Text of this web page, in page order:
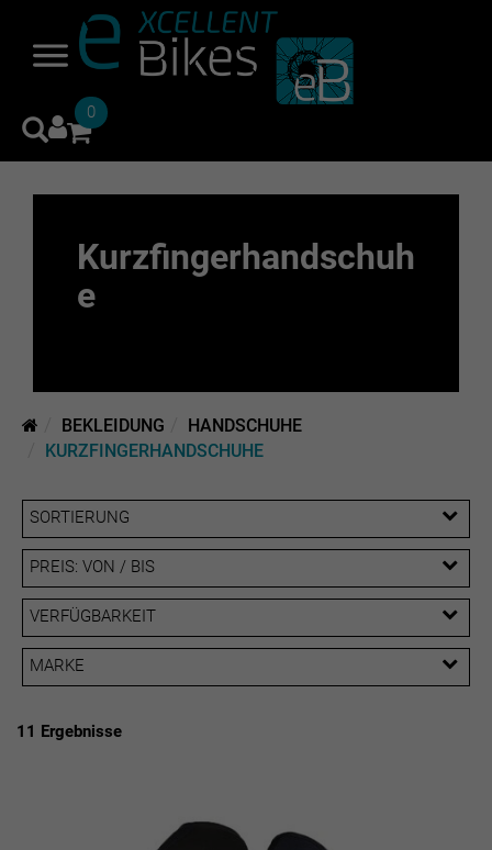
0
Kurzfingerhandschuh
e
BEKLEIDUNG
HANDSCHUHE
KURZFINGERHANDSCHUHE
SORTIERUNG
PREIS: VON / BIS
EUR
EUR
PREISFILTER ANWENDEN
VERFÜGBARKEIT
MARKE
11 Ergebnisse